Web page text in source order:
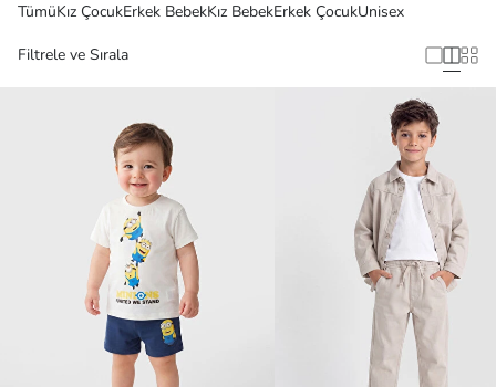
TümüKız ÇocukErkek BebekKız BebekErkek ÇocukUnisex
Filtrele ve Sırala